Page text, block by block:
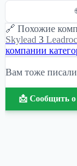
🔗 Похожие
Skylead 3
компании
Вам тоже
📩 Сообщить о